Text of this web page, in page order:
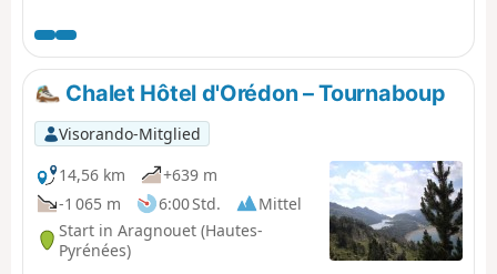
Sie betreten das Naturschutzgebiet Réserve Naturelle
Nationale du Néouvielle, das durch Vorschriften
geschützt ist. Bitte halten Sie sich daran (siehe
praktische Informationen).
Chalet Hôtel d'Orédon – Tournaboup
Visorando-Mitglied
14,56 km
+639 m
-1 065 m
6:00 Std.
Mittel
Start in Aragnouet (Hautes-
Pyrénées)